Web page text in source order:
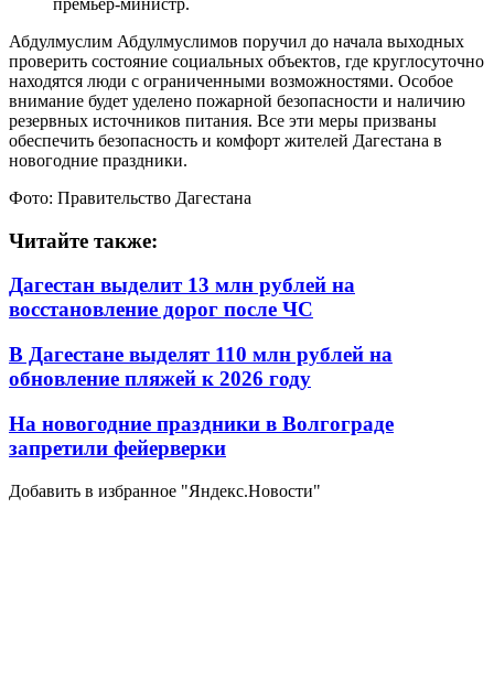
премьер-министр.
Абдулмуслим Абдулмуслимов поручил до начала выходных
проверить состояние социальных объектов, где круглосуточно
находятся люди с ограниченными возможностями. Особое
внимание будет уделено пожарной безопасности и наличию
резервных источников питания. Все эти меры призваны
обеспечить безопасность и комфорт жителей Дагестана в
новогодние праздники.
Фото: Правительство Дагестана
Читайте также:
Дагестан выделит 13 млн рублей на
восстановление дорог после ЧС
В Дагестане выделят 110 млн рублей на
обновление пляжей к 2026 году
На новогодние праздники в Волгограде
запретили фейерверки
Добавить в избранное "Яндекс.Новости"